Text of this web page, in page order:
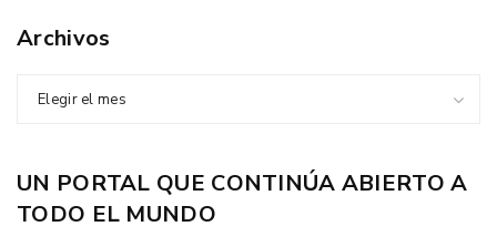
Archivos
Elegir el mes
UN PORTAL QUE CONTINÚA ABIERTO A
TODO EL MUNDO